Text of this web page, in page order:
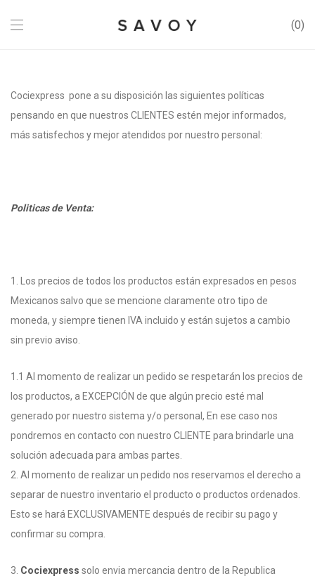
0
Cociexpress pone a su disposición las siguientes políticas
pensando en que nuestros CLIENTES estén mejor informados,
más satisfechos y mejor atendidos por nuestro personal:
Politicas de Venta:
1. Los precios de todos los productos están expresados en pesos
Mexicanos salvo que se mencione claramente otro tipo de
moneda, y siempre tienen IVA incluido y están sujetos a cambio
sin previo aviso.
1.1 Al momento de realizar un pedido se respetarán los precios de
los productos, a EXCEPCIÓN de que algún precio esté mal
generado por nuestro sistema y/o personal, En ese caso nos
pondremos en contacto con nuestro CLIENTE para brindarle una
solución adecuada para ambas partes.
2. Al momento de realizar un pedido nos reservamos el derecho a
separar de nuestro inventario el producto o productos ordenados.
Esto se hará EXCLUSIVAMENTE después de recibir su pago y
confirmar su compra.
3. Cociexpress solo envia mercancia dentro de la Republica